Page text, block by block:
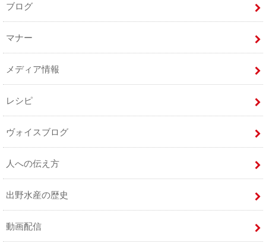
ブログ
マナー
メディア情報
レシピ
ヴォイスブログ
人への伝え方
出野水産の歴史
動画配信